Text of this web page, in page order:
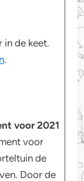
in de keet.
.
voor 2021
voor
de
Door de